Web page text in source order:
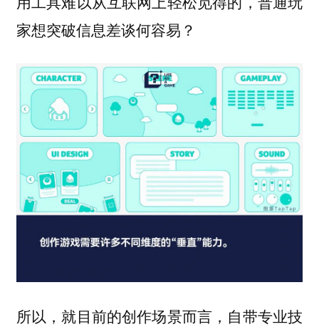
家想突破信息差谈何容易？
所以，就目前的创作场景而言，自带专业技